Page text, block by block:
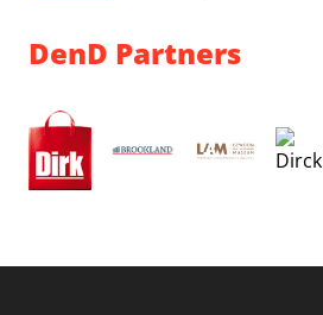
DenD Partners